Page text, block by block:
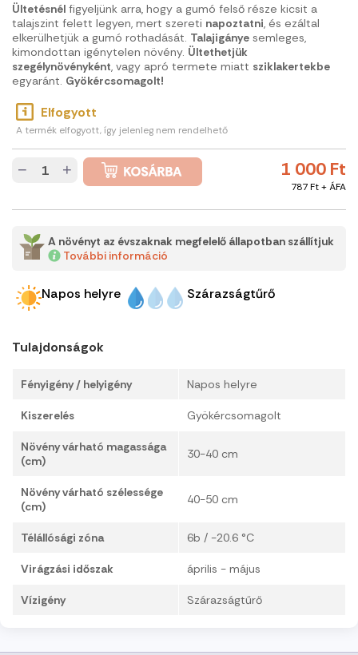
Ültetésnél figyeljünk arra, hogy a gumó felső része kicsit a
talajszint felett legyen, mert szereti napoztatni, és ezáltal
elkerülhetjük a gumó rothadását. Talajigánye semleges,
kimondottan igénytelen növény. Ültethetjük
szegélynövényként, vagy apró termete miatt sziklakertekbe
egyaránt. Gyökércsomagolt!
Elfogyott
A termék elfogyott, így jelenleg nem rendelhető
1 000 Ft
787 Ft + ÁFA
− +
A növényt az évszaknak megfelelő állapotban szállítjuk
További információ
Napos helyre Szárazságtűrő
Tulajdonságok
Fényigény / helyigény Napos helyre
Kiszerelés Gyökércsomagolt
Növény várható magassága
(cm)
30-40 cm
Növény várható szélessége
(cm)
40-50 cm
Télállósági zóna 6b / -20.6 °C
Virágzási időszak április - május
Vízigény Szárazságtűrő